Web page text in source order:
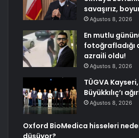
savaşırız,
Ağustos 8, 2026
En mutlu
fotoğrafladığı
azraili oldu!
Ağustos 8, 2026
TÜGVA
Büyükkılıç’ı
Ağustos 8, 2026
Oxford BioMedica hisseleri
düşüyor?